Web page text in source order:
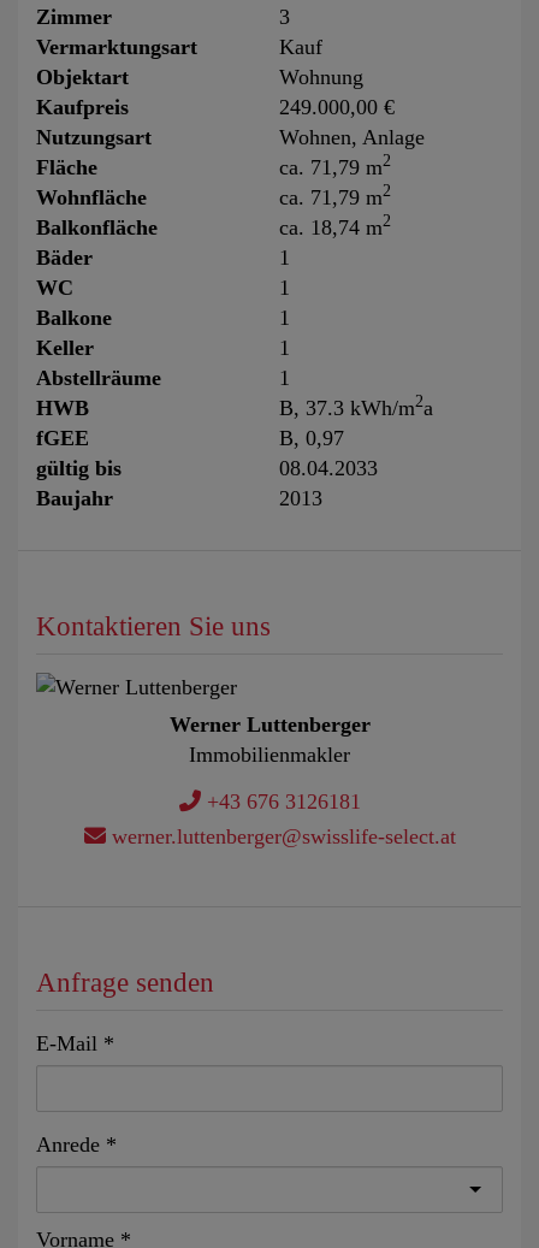
Zimmer
3
Vermarktungsart
Kauf
Objektart
Wohnung
Kaufpreis
249.000,00 €
Nutzungsart
Wohnen Anlage
Fläche
ca. 71,79 m2
Wohnfläche ca. 71,79 m2
Balkonfläche ca. 18,74 m2
Bäder
1
WC
1
Balkone
1
Keller
1
Abstellräume
1
HWB
B, 37.3 kWh/m2a
fGEE
B, 0,97
gültig bis
08.04.2033
Baujahr
2013
Kontaktieren Sie uns
Werner Luttenberger
Immobilienmakler
+43 676 3126181
werner.luttenberger@swisslife-select.at
Anfrage senden
E-Mail
Anrede
Vorname